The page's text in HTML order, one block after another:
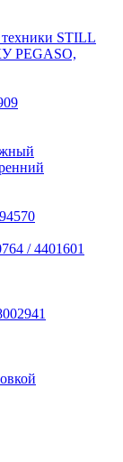
техники STILL
/ 4401601